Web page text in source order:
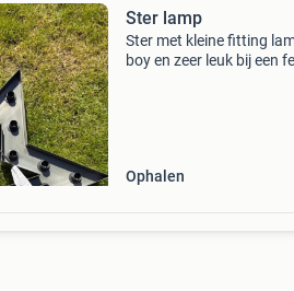
Ster lamp
Ster met kleine fitting
boy en zeer leuk bij een
Ophalen